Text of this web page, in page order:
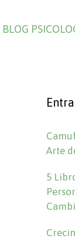
BLOG
Arte
5